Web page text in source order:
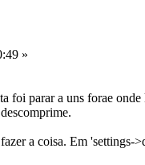
»
foi parar a uns forae
fazer a coisa. Em